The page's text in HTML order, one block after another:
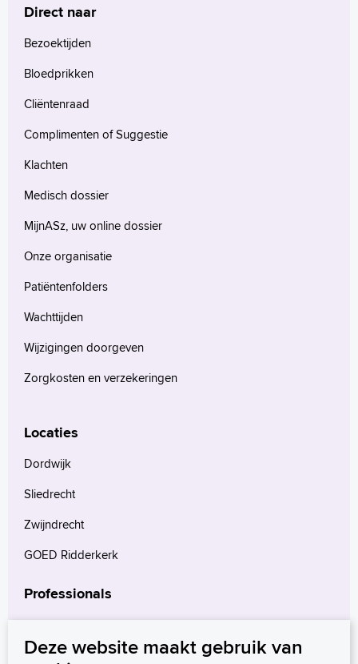
Direct naar
Bezoektijden
Bloedprikken
Cliëntenraad
Complimenten of Suggestie
Klachten
Medisch dossier
MijnASz, uw online dossier
Onze organisatie
Patiëntenfolders
Wachttijden
Wijzigingen doorgeven
Zorgkosten en verzekeringen
Locaties
Dordwijk
Sliedrecht
Zwijndrecht
GOED Ridderkerk
Professionals
Verwijzers
Wetenschappelijk onderzoek
Deze website maakt gebruik van